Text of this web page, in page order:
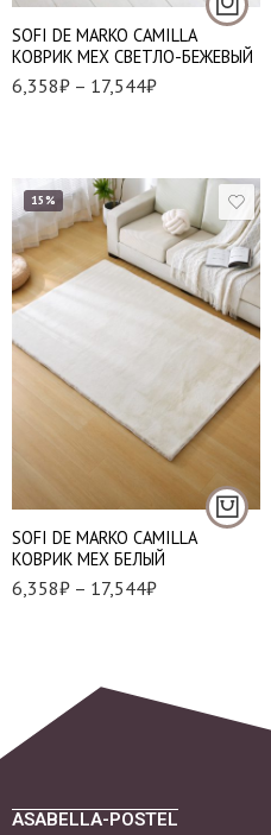
SOFI DE MARKO CAMILLA
КОВРИК МЕХ СВЕТЛО-БЕЖЕВЫЙ
6,358₽ – 17,544₽
15%
SOFI DE MARKO CAMILLA
КОВРИК МЕХ БЕЛЫЙ
6,358₽ – 17,544₽
Набор (50*70 см и
60*100 см)
80*120 см
ASABELLA-POSTEL